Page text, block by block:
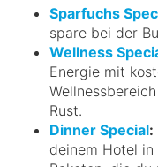
Sparfuchs
spare bei der
Wellness
Energie mit
Rust.
Dinner Special:
deinem Hotel in